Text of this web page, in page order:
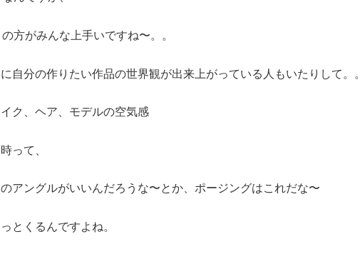
方がみんな上手いですね〜。。
自分の作りたい作品の世界観が出来上がっている人もいたりして。。
ク、ヘア、モデルの空気感
って、
アングルがいいんだろうな〜とか、ポージングはこれだな〜
とくるんですよね。